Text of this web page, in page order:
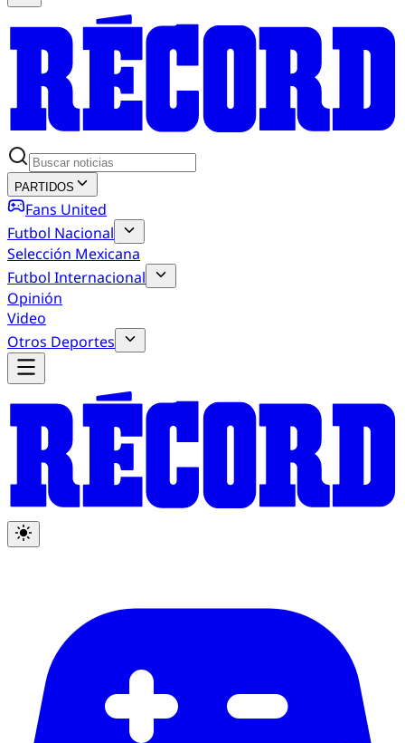
PARTIDOS
Fans United
Futbol Nacional
Selección Mexicana
Futbol Internacional
Opinión
Video
Otros Deportes